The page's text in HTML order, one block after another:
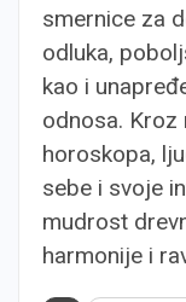
smernice za
odluka,
kao i
odnosa. Kroz
horoskopa,
sebe i svoje
mudrost
harmonije i